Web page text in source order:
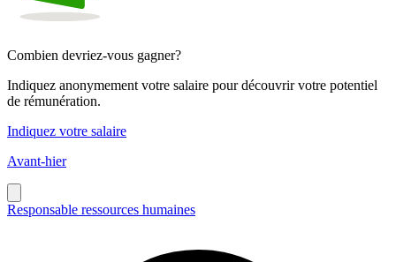
Combien devriez-vous gagner?
Indiquez anonymement votre salaire pour découvrir votre potentiel
de rémunération.
Indiquez votre salaire
Avant-hier
Responsable ressources humaines